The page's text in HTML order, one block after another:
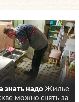
знать надоЖилье
можно снять за